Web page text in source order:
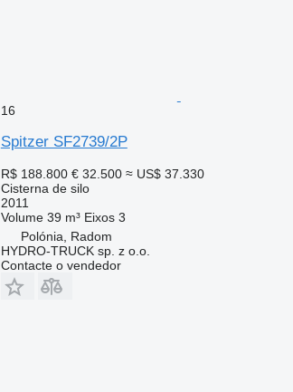
16
Spitzer SF2739/2P
R$ 188.800 € 32.500 ≈ US$ 37.330
Cisterna de silo
2011
Volume 39 m³ Eixos 3
Polónia, Radom
HYDRO-TRUCK sp. z o.o.
Contacte o vendedor